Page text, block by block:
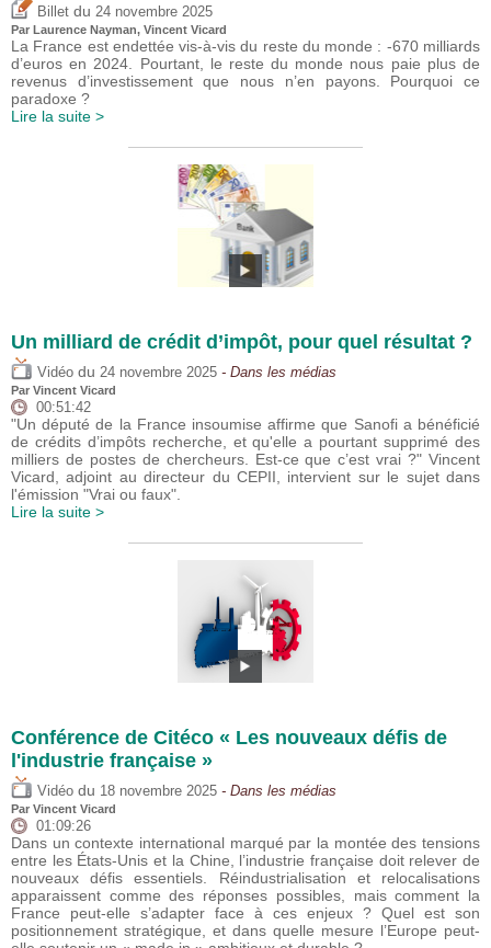
Billet du 24 novembre 2025
Par Laurence Nayman, Vincent Vicard
La France est endettée vis-à-vis du reste du monde : -670 milliards
d’euros en 2024. Pourtant, le reste du monde nous paie plus de
revenus d’investissement que nous n’en payons. Pourquoi ce
paradoxe ?
Lire la suite >
Un milliard de crédit d’impôt, pour quel résultat ?
Vidéo du 24 novembre 2025 - Dans les médias
Par Vincent Vicard
00:51:42
"Un député de la France insoumise affirme que Sanofi a bénéficié
de crédits d’impôts recherche, et qu'elle a pourtant supprimé des
milliers de postes de chercheurs. Est-ce que c’est vrai ?" Vincent
Vicard, adjoint au directeur du CEPII, intervient sur le sujet dans
l'émission "Vrai ou faux".
Lire la suite >
Conférence de Citéco « Les nouveaux défis de
l'industrie française »
Vidéo du 18 novembre 2025 - Dans les médias
Par Vincent Vicard
01:09:26
Dans un contexte international marqué par la montée des tensions
entre les États-Unis et la Chine, l’industrie française doit relever de
nouveaux défis essentiels. Réindustrialisation et relocalisations
apparaissent comme des réponses possibles, mais comment la
France peut-elle s’adapter face à ces enjeux ? Quel est son
positionnement stratégique, et dans quelle mesure l’Europe peut-